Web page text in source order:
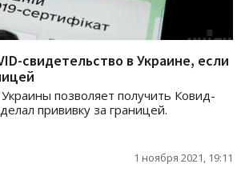
свидетельство в Украине, если
позволяет получить Ковид-
прививку за границей.
1 ноября 2021, 19:11